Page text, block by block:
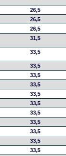
26,5
26,5
26,5
31,5
33,5
33,5
33,5
33,5
33,5
33,5
33,5
33,5
33,5
33,5
33,5